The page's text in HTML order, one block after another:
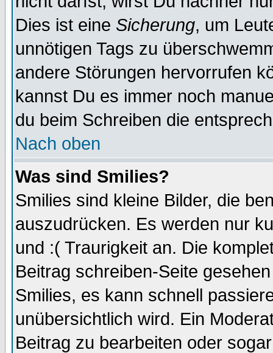
Dies ist eine Sicherung, um
unnötigen Tags zu
andere Störungen hervorrufen
kannst Du es immer noch
du beim Schreiben die
Nach oben
Was sind Smilies?
Smilies sind kleine Bilder, die
auszudrücken. Es werden nur
und :( Traurigkeit an. Die
Beitrag schreiben-Seite
Smilies, es kann schnell
unübersichtlich wird. Ein
Beitrag zu bearbeiten oder